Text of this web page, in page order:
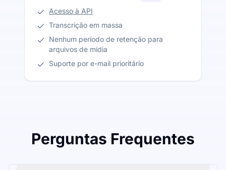
Acesso à API
Transcrição em massa
Nenhum período de retenção para
arquivos de mídia
Suporte por e-mail prioritário
Perguntas Frequentes